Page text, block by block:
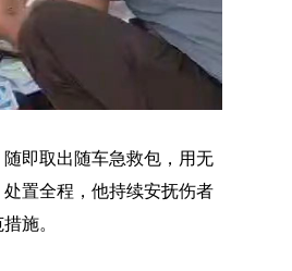
即取出随车急救包，用无
置全程，他持续安抚伤者
施。